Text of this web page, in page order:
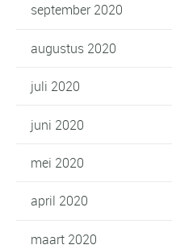
september 2020
augustus 2020
juli 2020
juni 2020
mei 2020
april 2020
maart 2020